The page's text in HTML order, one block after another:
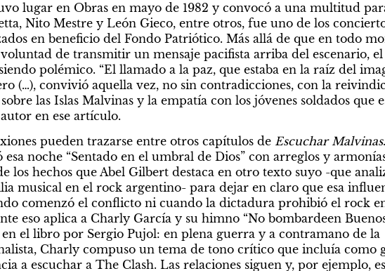
lugar en Obras en mayo de 1982 y convocó a una multitud
Nito Mestre y León Gieco, entre otros, fue uno de los
en beneficio del Fondo Patriótico. Más allá de que en todo
de transmitir un mensaje pacifista arriba del escenario,
polémico. “El llamado a la paz, que estaba en la raíz del
(…), convivió aquella vez, no sin contradicciones, con la
las Islas Malvinas y la empatía con los jóvenes soldados que
en ese artículo.
pueden trazarse entre otros capítulos de Escuchar Malvinas
noche “Sentado en el umbral de Dios” con arreglos y
los hechos que Abel Gilbert destaca en otro texto suyo -que
musical en el rock argentino- para dejar en claro que esa
comenzó el conflicto ni cuando la dictadura prohibió el rock
eso aplica a Charly García y su himno “No bombardeen
el libro por Sergio Pujol: en plena guerra y a contramano de la
Charly compuso un tema de tono crítico que incluía como
a escuchar a The Clash. Las relaciones siguen y, por ejemplo,